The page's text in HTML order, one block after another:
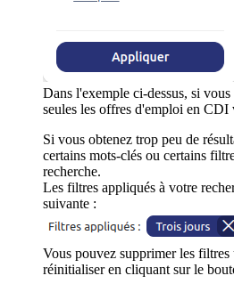
Dans l'exemple ci-dessus, si
seules les offres d'emploi en CDI
Si vous obtenez trop peu de
certains mots-clés ou certains
recherche.
Les filtres appliqués à votre
suivante :
Vous pouvez supprimer les
réinitialiser en cliquant sur le